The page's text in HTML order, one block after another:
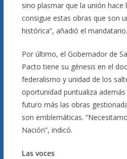
sino plasmar que la unión hace
consigue estas obras que son
histórica”, añadió el mandatario.
Por último, el Gobernador de
Pacto tiene su génesis en el
federalismo y unidad de los
oportunidad puntualiza
futuro más las obras
son emblemáticas.
Nación”, indicó.
Las voces